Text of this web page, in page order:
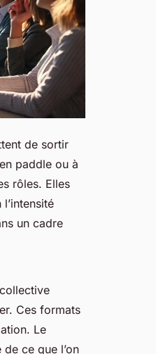
de sortir
paddle ou à
rôles. Elles
un cadre
Ces formats
Le
ce que l’on